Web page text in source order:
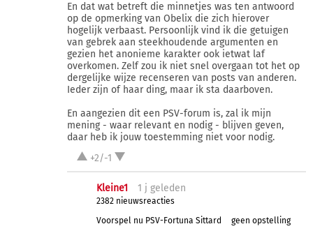
En dat wat betreft die minnetjes was ten antwoord
op de opmerking van Obelix die zich hierover
hogelijk verbaast. Persoonlijk vind ik die getuigen
van gebrek aan steekhoudende argumenten en
gezien het anonieme karakter ook ietwat laf
overkomen. Zelf zou ik niet snel overgaan tot het op
dergelijke wijze recenseren van posts van anderen.
Ieder zijn of haar ding, maar ik sta daarboven.
En aangezien dit een PSV-forum is, zal ik mijn
mening - waar relevant en nodig - blijven geven,
daar heb ik jouw toestemming niet voor nodig.
+2/-1
Kleine1 1 j geleden
2382 nieuwsreacties
Voorspel nu PSV-Fortuna Sittard
geen opstelling